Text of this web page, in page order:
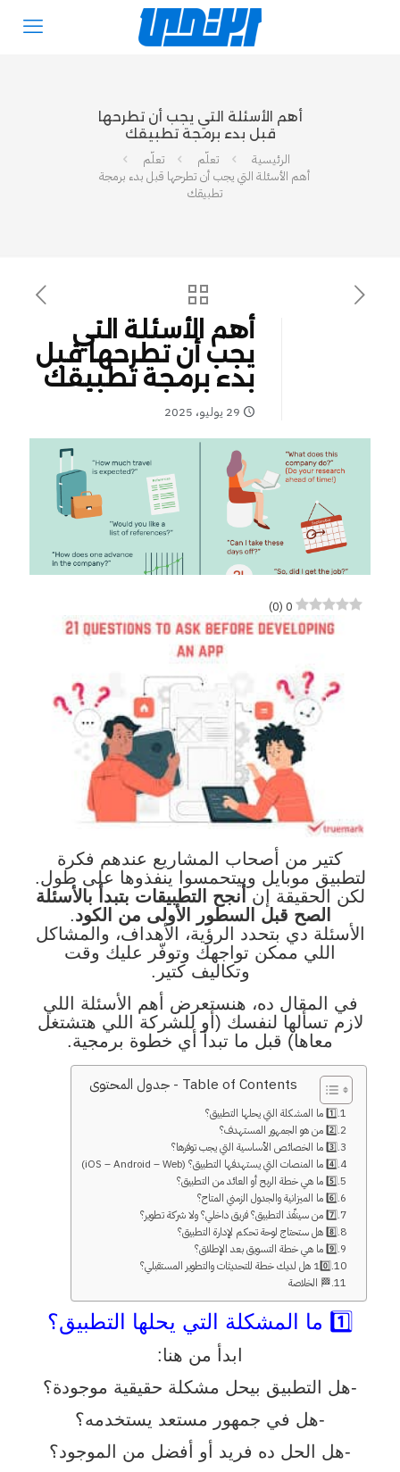
أهم الأسئلة التي يجب أن تطرحها
قبل بدء برمجة تطبيقك
الرئيسية
تعلّم
تعلّم
أهم الأسئلة التي يجب أن تطرحها قبل بدء برمجة
تطبيقك
أهم الأسئلة التي
يجب أن تطرحها قبل
بدء برمجة تطبيقك
29 يوليو، 2025
0
(
0
)
كتير من أصحاب المشاريع عندهم فكرة
لتطبيق موبايل وبيتحمسوا ينفذوها على طول.
لكن الحقيقة إن
أنجح التطبيقات بتبدأ بالأسئلة
الصح قبل السطور الأولى من الكود.
الأسئلة دي بتحدد الرؤية، الأهداف، والمشاكل
اللي ممكن تواجهك وتوفّر عليك وقت
وتكاليف كتير.
في المقال ده، هنستعرض أهم الأسئلة اللي
لازم تسألها لنفسك (أو للشركة اللي هتشتغل
معاها) قبل ما تبدأ أي خطوة برمجية.
Table of Contents - جدول المحتوى
1️⃣ ما المشكلة التي يحلها التطبيق؟
2️⃣ من هو الجمهور المستهدف؟
3️⃣ ما الخصائص الأساسية التي يجب توفرها؟
4️⃣ ما المنصات التي يستهدفها التطبيق؟ (iOS – Android – Web)
5️⃣ ما هي خطة الربح أو العائد من التطبيق؟
6️⃣ ما الميزانية والجدول الزمني المتاح؟
7️⃣ من سينفّذ التطبيق؟ فريق داخلي؟ ولا شركة تطوير؟
8️⃣ هل ستحتاج لوحة تحكم لإدارة التطبيق؟
9️⃣ ما هي خطة التسويق بعد الإطلاق؟
10️⃣ هل لديك خطة للتحديثات والتطوير المستقبلي؟
🏁 الخلاصة
1️⃣ ما المشكلة التي يحلها التطبيق؟
ابدأ من هنا:
-هل التطبيق بيحل مشكلة حقيقية موجودة؟
-هل في جمهور مستعد يستخدمه؟
-هل الحل ده فريد أو أفضل من الموجود؟